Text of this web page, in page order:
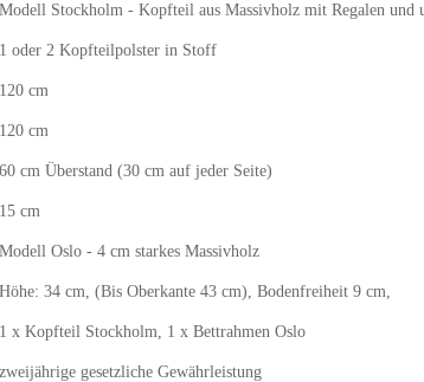
Modell Stockholm - Kopfteil aus Massivholz mit Regalen und
1 oder 2 Kopfteilpolster in Stoff
120 cm
120 cm
60 cm Überstand (30 cm auf jeder Seite)
15 cm
Modell Oslo - 4 cm starkes Massivholz
Höhe: 34 cm, (Bis Oberkante 43 cm), Bodenfreiheit 9 cm,
1 x Kopfteil Stockholm, 1 x Bettrahmen Oslo
zweijährige gesetzliche Gewährleistung